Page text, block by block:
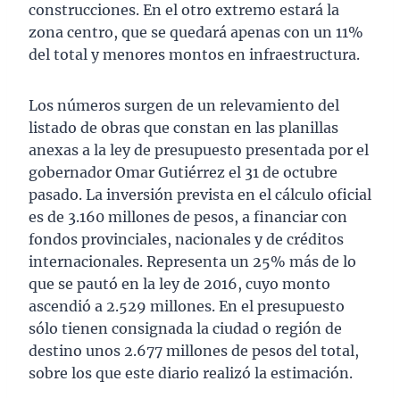
construcciones. En el otro extremo estará la
zona centro, que se quedará apenas con un 11%
del total y menores montos en infraestructura.
Los números surgen de un relevamiento del
listado de obras que constan en las planillas
anexas a la ley de presupuesto presentada por el
gobernador Omar Gutiérrez el 31 de octubre
pasado. La inversión prevista en el cálculo oficial
es de 3.160 millones de pesos, a financiar con
fondos provinciales, nacionales y de créditos
internacionales. Representa un 25% más de lo
que se pautó en la ley de 2016, cuyo monto
ascendió a 2.529 millones. En el presupuesto
sólo tienen consignada la ciudad o región de
destino unos 2.677 millones de pesos del total,
sobre los que este diario realizó la estimación.